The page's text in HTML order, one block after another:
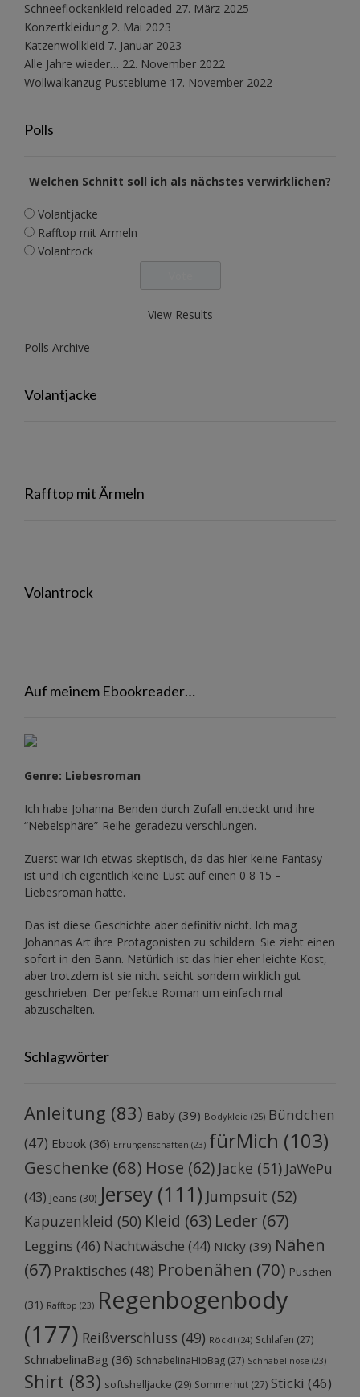
Schneeflockenkleid reloaded 27. März 2025
Konzertkleidung 2. Mai 2023
Katzenwollkleid 7. Januar 2023
Alle Jahre wieder… 22. November 2022
Wollwalkanzug Pusteblume 17. November 2022
Polls
Welchen Schnitt soll ich als nächstes verwirklichen?
Volantjacke
Rafftop mit Ärmeln
Volantrock
View Results
Polls Archive
Volantjacke
Rafftop mit Ärmeln
Volantrock
Auf meinem Ebookreader…
Genre: Liebesroman
Ich habe Johanna Benden durch Zufall entdeckt und ihre
“Nebelsphäre”-Reihe geradezu verschlungen.
Zuerst war ich etwas skeptisch, da das hier keine Fantasy
ist und ich eigentlich keine Lust auf einen 0 8 15 –
Liebesroman hatte.
Das ist diese Geschichte aber definitiv nicht. Ich mag
Johannas Art ihre Protagonisten zu schildern. Sie zieht einen
sofort in den Bann. Natürlich ist das hier eher leichte Kost,
aber trotzdem ist sie nicht seicht sondern wirklich gut
geschrieben. Der perfekte Roman um einfach mal
abzuschalten.
Schlagwörter
Anleitung (83) Baby (39) Bodykleid (25) Bündchen
(47) Ebook (36) Errungenschaften (23) fürMich (103)
Geschenke (68) Hose (62) Jacke (51) JaWePu
(43) Jeans (30) Jersey (111) Jumpsuit (52)
Kapuzenkleid (50) Kleid (63) Leder (67)
Leggins (46) Nachtwäsche (44) Nicky (39) Nähen
(67) Praktisches (48) Probenähen (70) Puschen
(31) Rafftop (23) Regenbogenbody
(177) Reißverschluss (49) Röckli (24) Schlafen (27)
SchnabelinaBag (36) SchnabelinaHipBag (27) Schnabelinose (23)
Shirt (83) softshelljacke (29) Sommerhut (27) Sticki (46)